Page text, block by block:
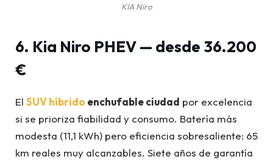
KIA Niro
6. Kia Niro PHEV — desde 36.200
€
El SUV híbrido enchufable ciudad por excelencia
si se prioriza fiabilidad y consumo. Batería más
modesta (11,1 kWh) pero eficiencia sobresaliente: 65
km reales muy alcanzables. Siete años de garantía